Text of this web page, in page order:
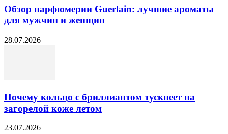
Обзор парфюмерии Guerlain: лучшие ароматы
для мужчин и женщин
28.07.2026
Почему кольцо с бриллиантом тускнеет на
загорелой коже летом
23.07.2026